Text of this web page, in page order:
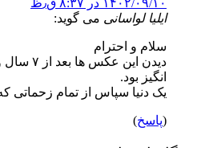
۱۴۰۲/۰۹/۱۰ در ۸:۳۷ ق٫ظ
ایلیا لواسانی می گوید:
سلام و احترام
دیدن این
انگیز بود.
یک دنیا سپاس از تمام زحماتی که
پاسخ)